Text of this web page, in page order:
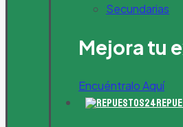
Secundarias
Mejora tu
Encuéntralo Aquí